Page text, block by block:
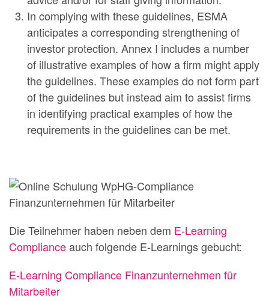
In complying with these guidelines, ESMA
anticipates a corresponding strengthening of
investor protection. Annex I includes a number
of illustrative examples of how a firm might apply
the guidelines. These examples do not form part
of the guidelines but instead aim to assist firms
in identifying practical examples of how the
requirements in the guidelines can be met.
Die Teilnehmer haben neben dem E-Learning
Complianceauch folgende E-Learnings gebucht:
E-Learning Compliance Finanzunternehmen für
Mitarbeiter